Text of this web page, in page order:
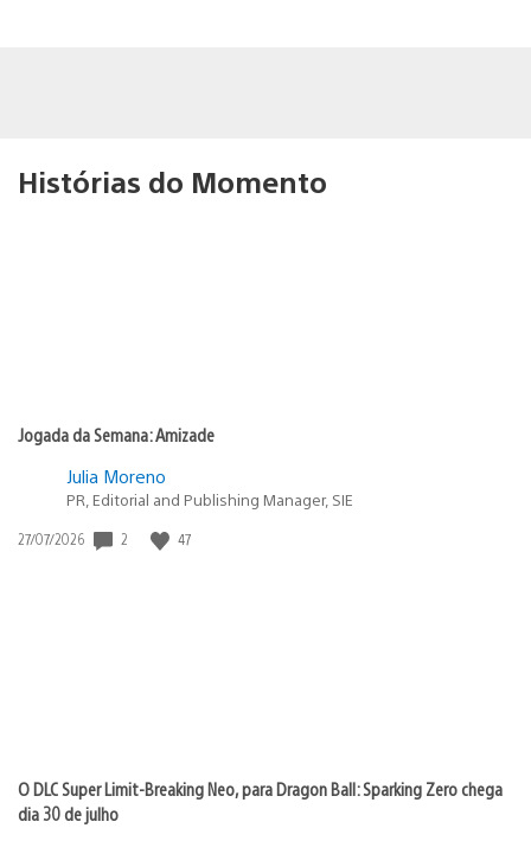
Histórias do Momento
Jogada da Semana: Amizade
Julia Moreno
PR, Editorial and Publishing Manager, SIE
Data
27/07/2026 2 47
O DLC Super Limit-Breaking Neo, para Dragon Ball: Sparking Zero chega
dia 30 de julho